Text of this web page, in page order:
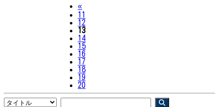
«Previous
11
12
13
14
15
16
17
18
19
20